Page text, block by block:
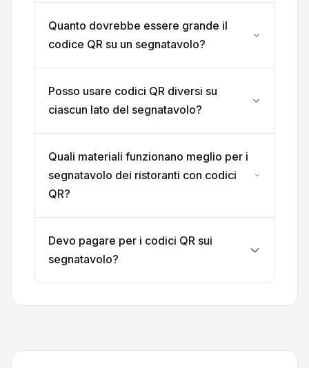
Quanto dovrebbe essere grande il
codice QR su un segnatavolo?
Posso usare codici QR diversi su
ciascun lato del segnatavolo?
Quali materiali funzionano meglio per i
segnatavolo dei ristoranti con codici
QR?
Devo pagare per i codici QR sui
segnatavolo?